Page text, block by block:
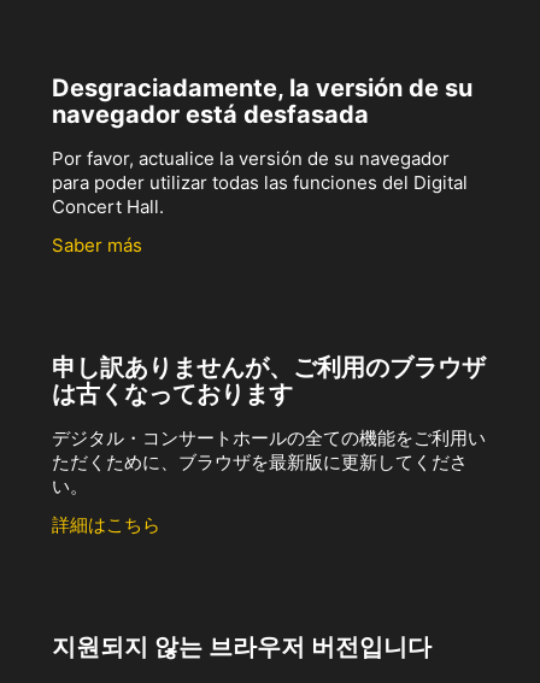
Desgraciadamente, la versión de su
navegador está desfasada
Por favor, actualice la versión de su navegador
para poder utilizar todas las funciones del Digital
Concert Hall.
Saber más
申し訳ありませんが、ご利用のブラウザ
は古くなっております
デジタル・コンサートホールの全ての機能をご利用い
ただくために、ブラウザを最新版に更新してくださ
い。
詳細はこちら
지원되지 않는 브라우저 버전입니다